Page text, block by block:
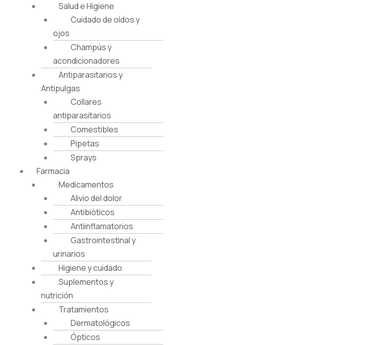
Salud e Higiene
Cuidado de oídos y
ojos
Champús y
acondicionadores
Antiparasitarios y
Antipulgas
Collares
antiparasitarios
Comestibles
Pipetas
Sprays
Farmacia
Medicamentos
Alivio del dolor
Antibióticos
Antiinflamatorios
Gastrointestinal y
urinarios
Higiene y cuidado
Suplementos y
nutrición
Tratamientos
Dermatológicos
Ópticos